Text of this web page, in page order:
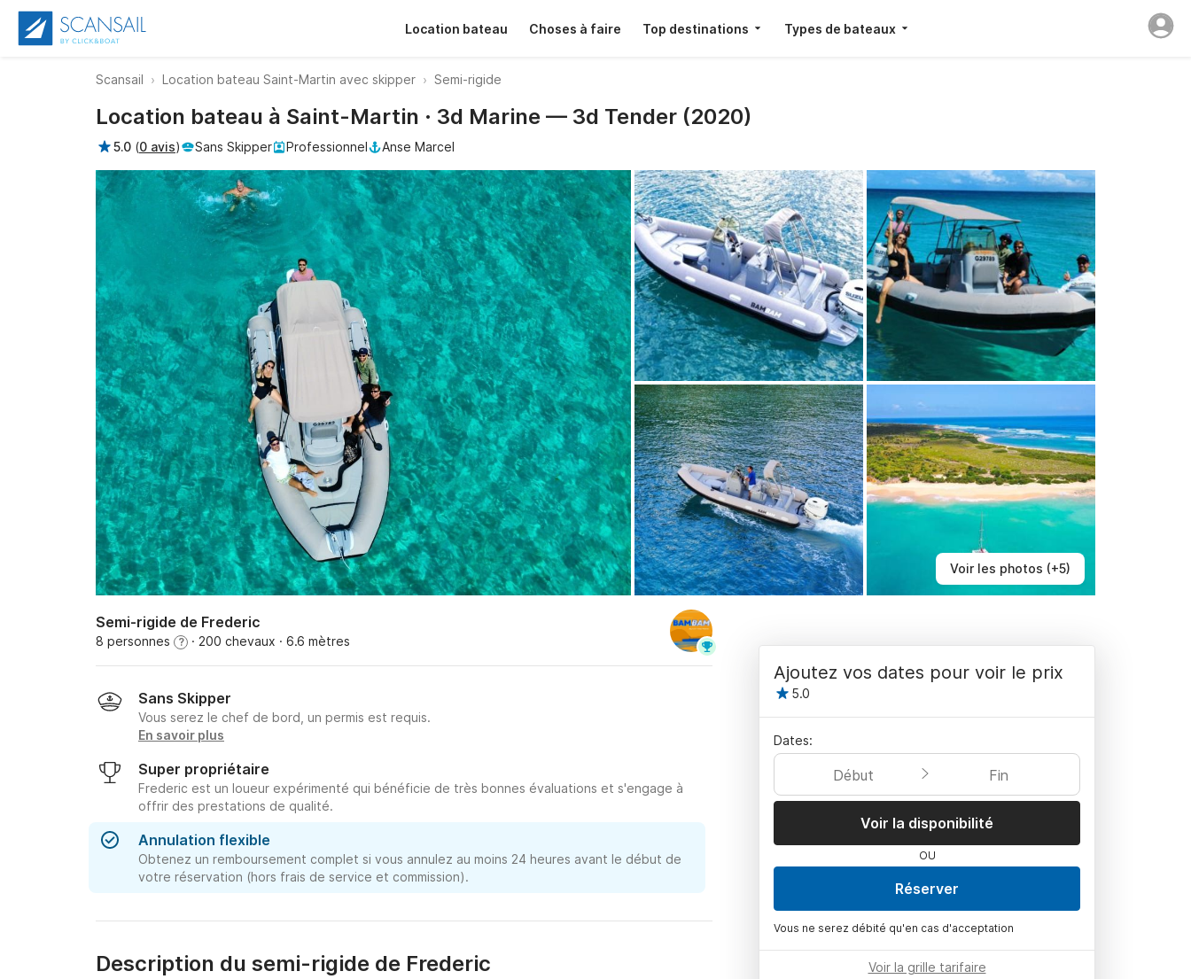
Location bateau Choses à faire Top destinations Types de bateaux
Scansail Location bateau Saint-Martin avec skipper Semi-rigide
Voir les photos (+5)
Location bateau à Saint-Martin · 3d Marine — 3d Tender (2020)
5.0 (0 avis) Sans Skipper Professionnel Anse Marcel
Semi-rigide de Frederic
8 personnes ? · 200 chevaux · 6.6 mètres
Sans Skipper
Vous serez le chef de bord, un permis est requis.
En savoir plus
Super propriétaire
Frederic est un loueur expérimenté qui bénéficie de très bonnes évaluations et s'engage à
offrir des prestations de qualité.
Annulation flexible
Obtenez un remboursement complet si vous annulez au moins 24 heures avant le début de
votre réservation (hors frais de service et commission).
Description du semi-rigide de Frederic
Ajoutez vos dates pour voir le prix
5.0
Dates:
Début Fin
Voir la disponibilité
OU
Réserver
Vous ne serez débité qu'en cas d'acceptation
Voir la grille tarifaire